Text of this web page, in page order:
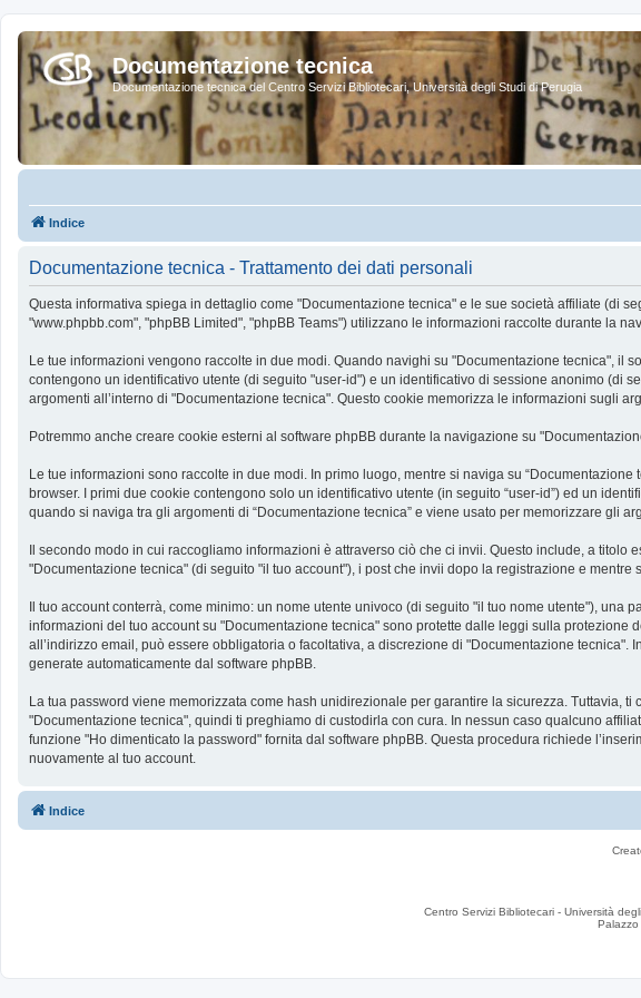
Documentazione tecnica
Documentazione tecnica del Centro Servizi Bibliotecari, Università degli Studi di Perugia
Indice
Documentazione tecnica - Trattamento dei dati personali
Questa informativa spiega in dettaglio come "Documentazione tecnica" e le sue società affiliate (di
"www.phpbb.com", "phpBB Limited", "phpBB Teams") utilizzano le informazioni raccolte durante la
Le tue informazioni vengono raccolte in due modi. Quando navighi su "Documentazione tecnica", il
contengono un identificativo utente (di seguito "user-id") e un identificativo di sessione anonimo (di
argomenti all’interno di "Documentazione tecnica". Questo cookie memorizza le informazioni sugli
Potremmo anche creare cookie esterni al software phpBB durante la navigazione su
Le tue informazioni sono raccolte in due modi. In primo luogo, mentre si naviga su
browser. I primi due cookie contengono solo un identificativo utente (in seguito “user-id”) ed un
quando si naviga tra gli argomenti di “Documentazione tecnica” e viene usato per memorizzare gli
Il secondo modo in cui raccogliamo informazioni è attraverso ciò che ci invii. Questo include, a
"Documentazione tecnica" (di seguito "il tuo account"), i post che invii dopo la registrazione e mentre
Il tuo account conterrà, come minimo: un nome utente univoco (di seguito "il tuo nome utente"),
informazioni del tuo account su "Documentazione tecnica" sono protette dalle leggi sulla
all’indirizzo email, può essere obbligatoria o facoltativa, a discrezione di "Documentazione
generate automaticamente dal software phpBB.
La tua password viene memorizzata come hash unidirezionale per garantire la sicurezza. Tuttavia,
"Documentazione tecnica", quindi ti preghiamo di custodirla con cura. In nessun caso qualcuno
funzione "Ho dimenticato la password" fornita dal software phpBB. Questa procedura richiede
nuovamente al tuo account.
Indice
Centro Servizi Bibliotecari - Università
Palazzo